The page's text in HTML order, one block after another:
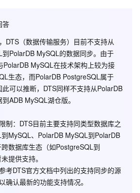
答
DTS（数据传输服务）目前不支持从
PolarDB MySQL的数据同步。由于
PolarDB MySQL在技术架构上较为接
生态，而PolarDB PostgreSQL属于
可以推断， DTS同样不支持从PolarDB
ADB MySQL湖仓版。
制：DTS目前主要支持同类型数据库之
MySQL、PolarDB MySQL到PolarDB
数据库生态（如PostgreSQL到
提供支持。
考DTS官方文档中列出的支持同步的源
确认最新的功能支持情况。